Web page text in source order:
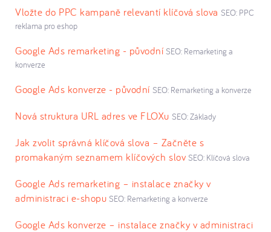
Vložte do PPC kampaně relevantí klíčová slova SEO: PPC
reklama pro eshop
Google Ads remarketing - původní SEO: Remarketing a
konverze
Google Ads konverze - původní SEO: Remarketing a konverze
Nová struktura URL adres ve FLOXu SEO: Základy
Jak zvolit správná klíčová slova – Začněte s
promakaným seznamem klíčových slov SEO: Klíčová slova
Google Ads remarketing – instalace značky v
administraci e-shopu SEO: Remarketing a konverze
Google Ads konverze – instalace značky v administraci